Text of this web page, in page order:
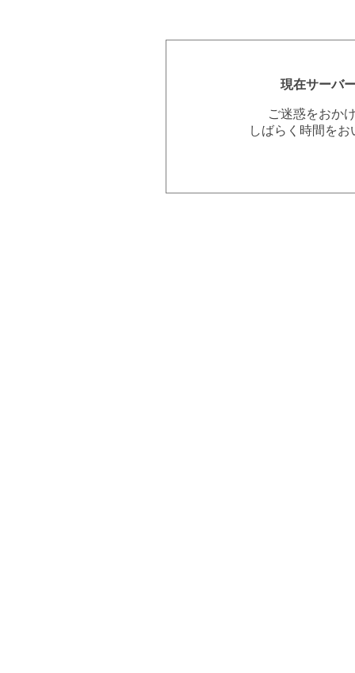
現在サーバ
ご迷惑をおか
しばらく時間を